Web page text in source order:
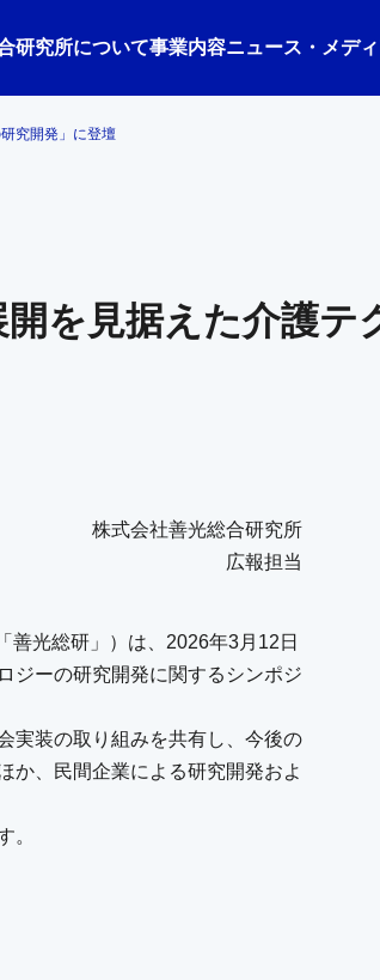
研究所について事業内容ニュース・メデ
究開発」に登壇
を見据えた介護テ
株式会社善光総合研究所
広報担当
光総研」）は、2026年3月12日
ジーの研究開発に関するシンポジ
実装の取り組みを共有し、今後の
か、民間企業による研究開発およ
。